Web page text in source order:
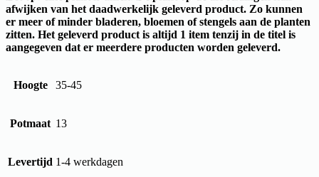
afwijken van het daadwerkelijk geleverd product. Zo kunnen
er meer of minder bladeren, bloemen of stengels aan de planten
zitten. Het geleverd product is altijd 1 item tenzij in de titel is
aangegeven dat er meerdere producten worden geleverd.
Hoogte 35-45
Potmaat 13
Levertijd 1-4 werkdagen